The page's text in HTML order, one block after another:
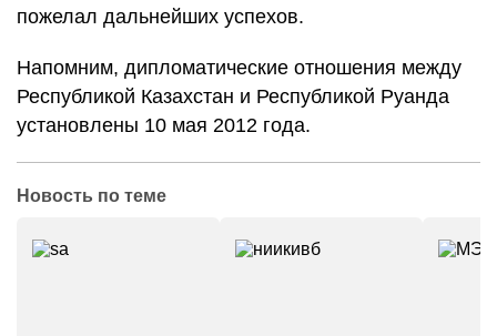
пожелал дальнейших успехов.
Напомним, дипломатические отношения между
Республикой Казахстан и Республикой Руанда
установлены 10 мая 2012 года.
Новость по теме